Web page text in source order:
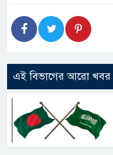
এই বিভাগের আরো খবর